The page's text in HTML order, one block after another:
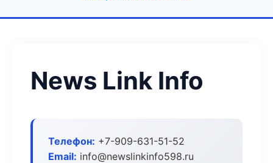
News Link Info
Телефон: +7-909-631-51-52
Email: info@newslinkinfo598.ru